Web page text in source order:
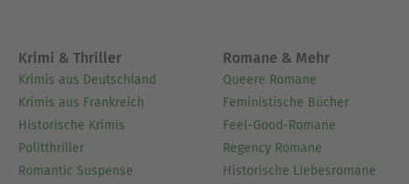
Krimi & Thriller
Krimis aus Deutschland
Krimis aus Frankreich
Historische Krimis
Politthriller
Romantic Suspense
Romane & Mehr
Queere Romane
Feministische Bücher
Feel-Good-Romane
Regency Romane
Historische Liebesromane